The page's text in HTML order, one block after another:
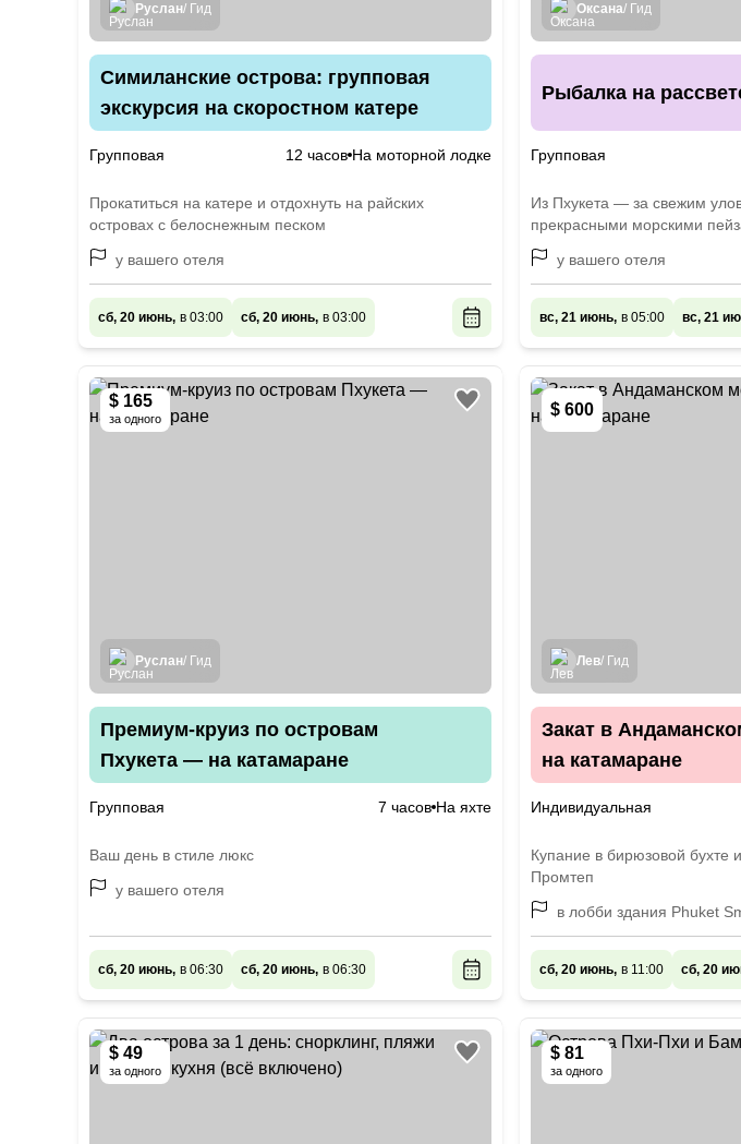
Руслан/ Гид
Симиланские острова: групповая
экскурсия на скоростном катере
Групповая 12 часов На моторной лодке
Прокатиться на катере и отдохнуть на райских
островах с белоснежным песком
у вашего отеля
сб, 20 июнь, в 03:00 сб, 20 июнь, в 03:00
Оксана/ Гид
Рыбалка на
Групповая
Из Пхукета — за свежим
прекрасными морскими
у вашего отеля
вс, 21 июнь, в 05:00 вс, 21
$ 165
за одного
Руслан/ Гид
Премиум-круиз по островам
Пхукета — на катамаране
Групповая 7 часов На яхте
Ваш день в стиле люкс
у вашего отеля
сб, 20 июнь, в 06:30 сб, 20 июнь, в 06:30
$ 600
Лев/ Гид
Закат в
на катамаране
Индивидуальная
Купание в бирюзовой бухте
Промтеп
в лобби здания Phuket
сб, 20 июнь, в 11:00 сб, 20
$ 49
за одного
$ 81
за одного